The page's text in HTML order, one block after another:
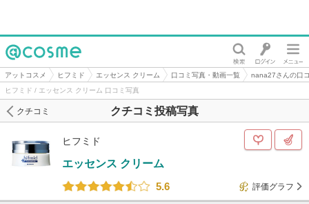
@cosme
アットコスメ ヒフミド エッセンス クリーム 口コミ写真・動画一覧
nana27さんの口
ヒフミド / エッセンス クリーム 口コミ写真
クチコミ投稿写真
クチコミ
ヒフミド
エッセンス クリーム
5.6
評価グラフ